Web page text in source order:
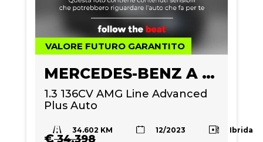
VALORE FUTURO GARANTITO
MERCEDES-BENZ A 180
1.3 136CV AMG Line Advanced
Plus Auto
34.602 KM 12/2023 Ibrida
€34.398